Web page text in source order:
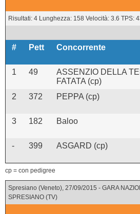
Risultati: 4 Lunghezza: 158 Velocità: 3.6 TPS:
# Pett Concorrente
1 49
ASSENZIO DELLA
FATATA (cp)
2 372 PEPPA (cp)
3 182 Baloo
-
399 ASGARD (cp)
cp = con pedigree
Spresiano (Veneto), 27/09/2015 - GARA
SPRESIANO (TV)